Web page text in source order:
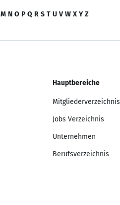
M N O P Q R S T U V W X Y Z
Hauptbereiche
Mitgliederverzeichnis
Jobs Verzeichnis
Unternehmen
Berufsverzeichnis